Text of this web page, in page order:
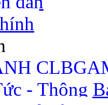
- Thông